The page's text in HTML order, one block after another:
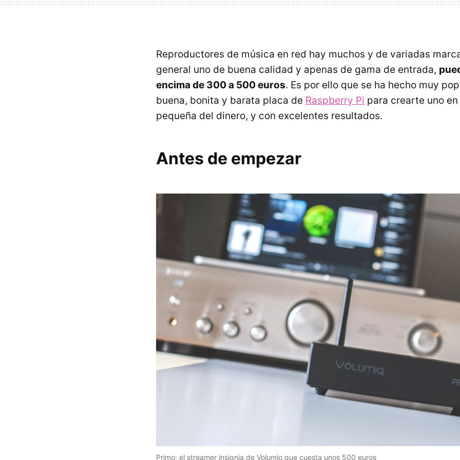
Reproductores de música en red hay muchos y de variadas
general uno de buena calidad y apenas de gama de entrada,
encima de 300 a 500 euros. Es por ello que se ha hecho muy
buena, bonita y barata placa de Raspberry Pi para crearte uno
pequeña del dinero, y con excelentes resultados.
Antes de empezar
Primo: el streamer insignia de Volumio que cuesta unos 500 euros